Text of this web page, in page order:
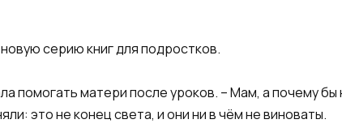
серию книг для подростков.
помогать матери после уроков. – Мам, а почему бы
это не конец света, и они ни в чём не виноваты.